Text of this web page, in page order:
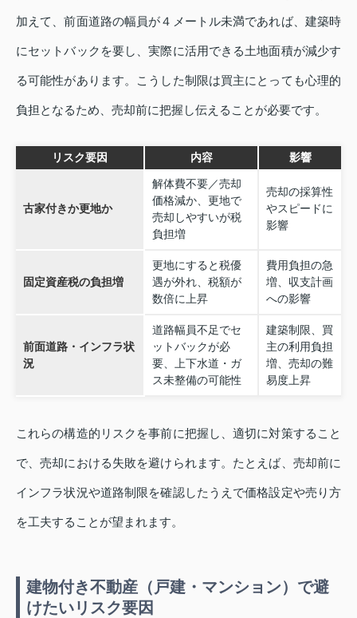
加えて、前面道路の幅員が４メートル未満であれば、建築時
にセットバックを要し、実際に活用できる土地面積が減少す
る可能性があります。こうした制限は買主にとっても心理的
負担となるため、売却前に把握し伝えることが必要です。
リスク要因 内容 影響
古家付きか更地か
解体費不要／売却
価格減か、更地で
売却しやすいが税
負担増
売却の採算性
やスピードに
影響
固定資産税の負担増
更地にすると税優
遇が外れ、税額が
数倍に上昇
費用負担の急
増、収支計画
への影響
前面道路・インフラ状
況
道路幅員不足でセ
ットバックが必
要、上下水道・ガ
ス未整備の可能性
建築制限、買
主の利用負担
増、売却の難
易度上昇
これらの構造的リスクを事前に把握し、適切に対策すること
で、売却における失敗を避けられます。たとえば、売却前に
インフラ状況や道路制限を確認したうえで価格設定や売り方
を工夫することが望まれます。
建物付き不動産（戸建・マンション）で避
けたいリスク要因